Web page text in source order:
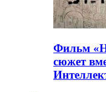
Фильм
сюжет